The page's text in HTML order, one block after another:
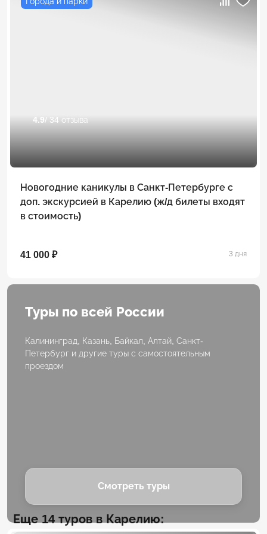
4.9 / 34 отзыва
Новогодние каникулы в Санкт-Петербурге с
доп. экскурсией в Карелию (ж/д билеты входят
в стоимость)
41 000 ₽ 3 дня
Туры по всей России
Калининград, Казань, Байкал, Алтай, Санкт-
Петербург и другие туры с самостоятельным
проездом
Смотреть туры
Еще 14 туров в Карелию: